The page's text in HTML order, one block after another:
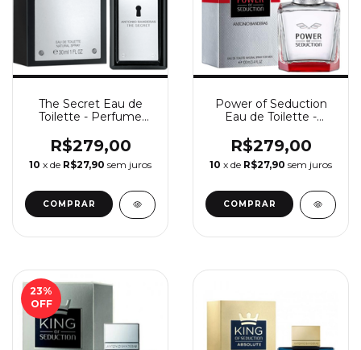
The Secret Eau de
Toilette - Perfume
Banderas
R$279,00
10 x de R$27,90 sem juros
COMPRAR
Power of Seduction
Eau de Toilette -
Antonio Banderas
R$279,00
10 x de R$27,90 sem juros
COMPRAR
23%
OFF